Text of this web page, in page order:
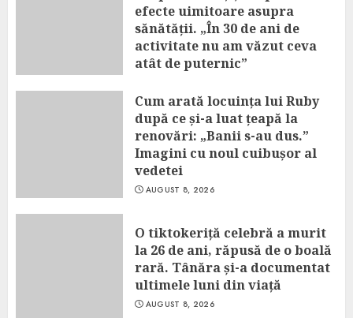
efecte uimitoare asupra
sănătății. „În 30 de ani de
activitate nu am văzut ceva
atât de puternic”
Cum arată locuința lui Ruby
după ce și-a luat țeapă la
renovări: „Banii s-au dus.”
Imagini cu noul cuibușor al
vedetei
AUGUST 8, 2026
O tiktokeriță celebră a murit
la 26 de ani, răpusă de o boală
rară. Tânăra și-a documentat
ultimele luni din viață
AUGUST 8, 2026